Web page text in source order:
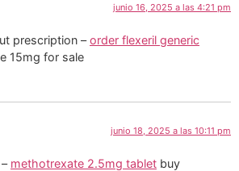
junio 16, 2025 a las 4:21 pm
prescription –order flexeril generic
15mg for sale
junio 18, 2025 a las 10:11 pm
methotrexate 2.5mg tablet buy